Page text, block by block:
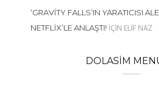
‘GRAVITY FALLS’IN YARATICISI
NETFLIX’LE ANLAŞTI!IÇIN ELIF NAZ
DOLASIM